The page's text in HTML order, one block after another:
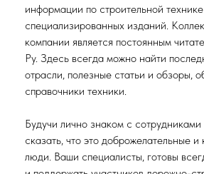
информации по строительной
специализированных изданий.
компании является постоянным
Ру. Здесь всегда можно найти
отрасли, полезные статьи и обзоры,
справочники техники.
Будучи лично знаком с
сказать, что это доброжелательные и
люди. Ваши специалисты, готовы